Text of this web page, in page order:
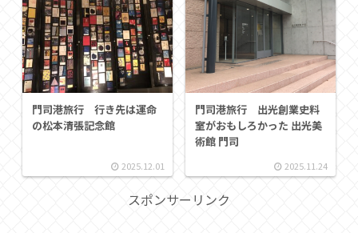
門司港旅行 行き先は運命
の松本清張記念館
2025.12.01
門司港旅行 出光創業史料
室がおもしろかった 出光美
術館 門司
2025.11.24
スポンサーリンク